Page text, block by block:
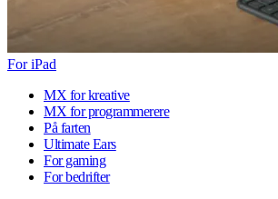
For iPad
MX for kreative
MX for programmerere
På farten
Ultimate Ears
For gaming
For bedrifter